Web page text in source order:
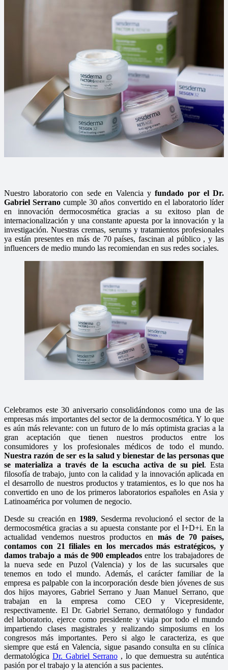
Nuestro laboratorio con sede en Valencia yfundado por el Dr.
Gabriel Serrano cumple 30 años convertido en el laboratorio líder
en innovación dermocosmética gracias a su exitoso plan de
internacionalización y una constante apuesta por la innovación y la
investigación. Nuestras cremas, serums y tratamientos profesionales
ya están presentes en más de 70 países, fascinan al público , y las
influencers de medio mundo las recomiendan en sus redes sociales.
Celebramos este 30 aniversario consolidándonos como una de las
empresas más importantes del sector de la dermocosmética. Y lo que
es aún más relevante: con un futuro de lo más optimista gracias a la
gran aceptación que tienen nuestros productos entre los
consumidores y los profesionales médicos de todo el mundo.
Nuestra razón de ser es la salud y bienestar de las personas que
se materializa a través de la escucha activa de su piel. Esta
filosofía de trabajo, junto con la calidad y la innovación aplicada en
el desarrollo de nuestros productos y tratamientos, es lo que nos ha
convertido en uno de los primeros laboratorios españoles en Asia y
Latinoamérica por volumen de negocio.
Desde su creación en 1989, Sesderma revolucionó el sector de la
dermocosmética gracias a su apuesta constante por el I+D+i. En la
actualidad vendemos nuestros productos en más de 70 países,
contamos con 21 filiales en los mercados más estratégicos, y
damos trabajo a más de 900 empleadosentre los trabajadores de
la nueva sede en Puzol (Valencia) y los de las sucursales que
tenemos en todo el mundo. Además, el carácter familiar de la
empresa es palpable con la incorporación desde bien jóvenes de sus
dos hijos mayores, Gabriel Serrano y Juan Manuel Serrano, que
trabajan en la empresa como CEO y Vicepresidente,
respectivamente. El Dr. Gabriel Serrano, dermatólogo y fundador
del laboratorio, ejerce como presidente y viaja por todo el mundo
impartiendo clases magistrales y realizando simposiums en los
congresos más importantes. Pero si algo le caracteriza, es que
siempre que está en Valencia, sigue pasando consulta en su clínica
dermatológica Dr. Gabriel Serrano , lo que demuestra su auténtica
pasión por el trabajo y la atención a sus pacientes.